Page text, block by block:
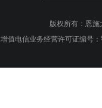
版权所有：恩施
增值电信业务经营许可证编号：